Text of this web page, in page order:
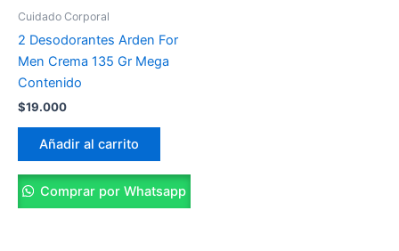
Cuidado Corporal
2 Desodorantes Arden For
Men Crema 135 Gr Mega
Contenido
$19.000
Añadir al carrito
Comprar por Whatsapp